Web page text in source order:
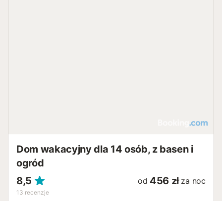
Dom wakacyjny dla 14 osób, z basen i
ogród
8,5
13 recenzje
od 456 zł za noc